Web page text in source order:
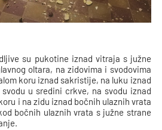
su pukotine iznad vitraja s južne
oltara, na zidovima i svodovima
koru iznad sakristije, na luku iznad
u sredini crkve, na svodu iznad
i na zidu iznad bočnih ulaznih vrata
bočnih ulaznih vrata s južne strane